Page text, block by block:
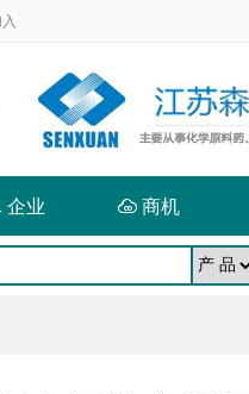
企业  商机